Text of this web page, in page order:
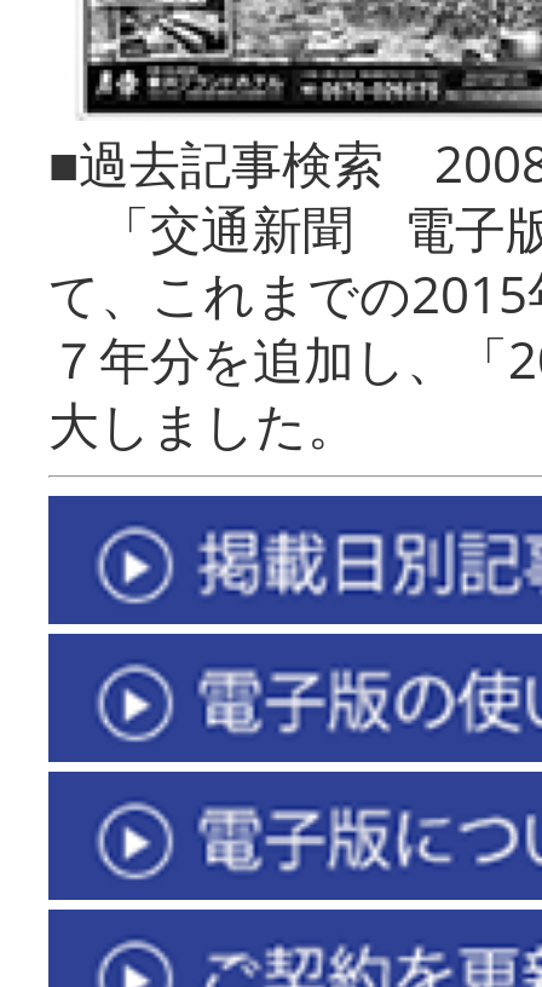
■過去記事検索
「交通新聞 電子
て、これまでの
７年分を追加し、「
大しまし